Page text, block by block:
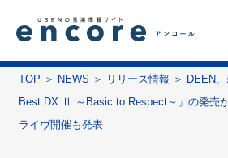
TOP NEWS リリース情報
DEEN
Best DX Ⅱ ～Basic to Respect～」の発売
ライヴ開催も発表